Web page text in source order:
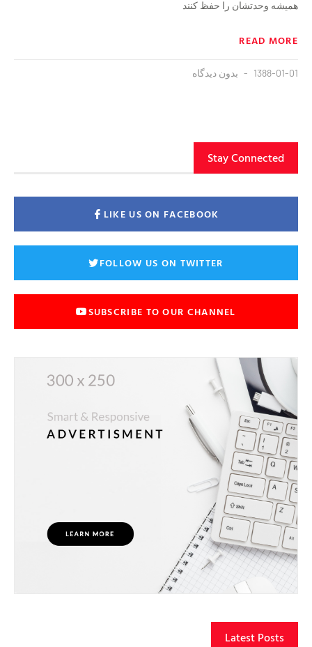
همیشه وحدتشان را حفظ کنند
READ MORE
1388-01-01 بدون دیدگاه
Stay Connected
LIKE US ON FACEBOOK
FOLLOW US ON TWITTER
SUBSCRIBE TO OUR CHANNEL
Latest Posts